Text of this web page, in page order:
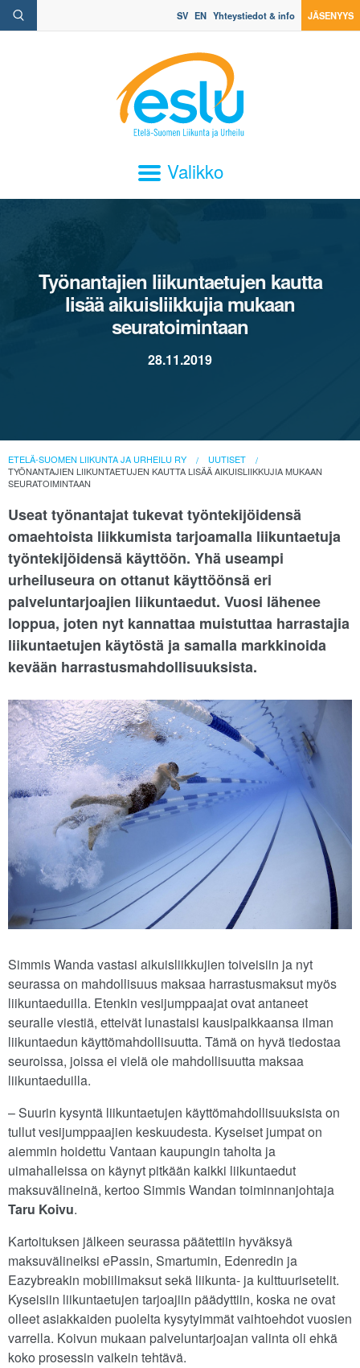
SV EN Yhteystiedot & info JÄSENYYS
Valikko
Työnantajien liikuntaetujen kautta
lisää aikuisliikkujia mukaan
seuratoimintaan
28.11.2019
ETELÄ-SUOMEN LIIKUNTA JA URHEILU RY
UUTISET
TYÖNANTAJIEN LIIKUNTAETUJEN KAUTTA LISÄÄ AIKUISLIIKKUJIA MUKAAN
SEURATOIMINTAAN
Useat työnantajat tukevat työntekijöidensä
omaehtoista liikkumista tarjoamalla liikuntaetuja
työntekijöidensä käyttöön. Yhä useampi
urheiluseura on ottanut käyttöönsä eri
palveluntarjoajien liikuntaedut. Vuosi lähenee
loppua, joten nyt kannattaa muistuttaa harrastajia
liikuntaetujen käytöstä ja samalla markkinoida
kevään harrastusmahdollisuuksista.
Simmis Wanda vastasi aikuisliikkujien toiveisiin ja nyt
seurassa on mahdollisuus maksaa harrastusmaksut myös
liikuntaeduilla. Etenkin vesijumppaajat ovat antaneet
seuralle viestiä, etteivät lunastaisi kausipaikkaansa ilman
liikuntaedun käyttömahdollisuutta. Tämä on hyvä tiedostaa
seuroissa, joissa ei vielä ole mahdollisuutta maksaa
liikuntaeduilla.
– Suurin kysyntä liikuntaetujen käyttömahdollisuuksista on
tullut vesijumppaajien keskuudesta. Kyseiset jumpat on
aiemmin hoidettu Vantaan kaupungin taholta ja
uimahalleissa on käynyt pitkään kaikki liikuntaedut
maksuvälineinä, kertoo Simmis Wandan toiminnanjohtaja
Taru Koivu.
Kartoituksen jälkeen seurassa päätettiin hyväksyä
maksuvälineiksi ePassin, Smartumin, Edenredin ja
Eazybreakin mobiilimaksut sekä liikunta- ja kulttuurisetelit.
Kyseisiin liikuntaetujen tarjoajiin päädyttiin, koska ne ovat
olleet asiakkaiden puolelta kysytyimmät vaihtoehdot vuosien
varrella. Koivun mukaan palveluntarjoajan valinta oli ehkä
koko prosessin vaikein tehtävä.